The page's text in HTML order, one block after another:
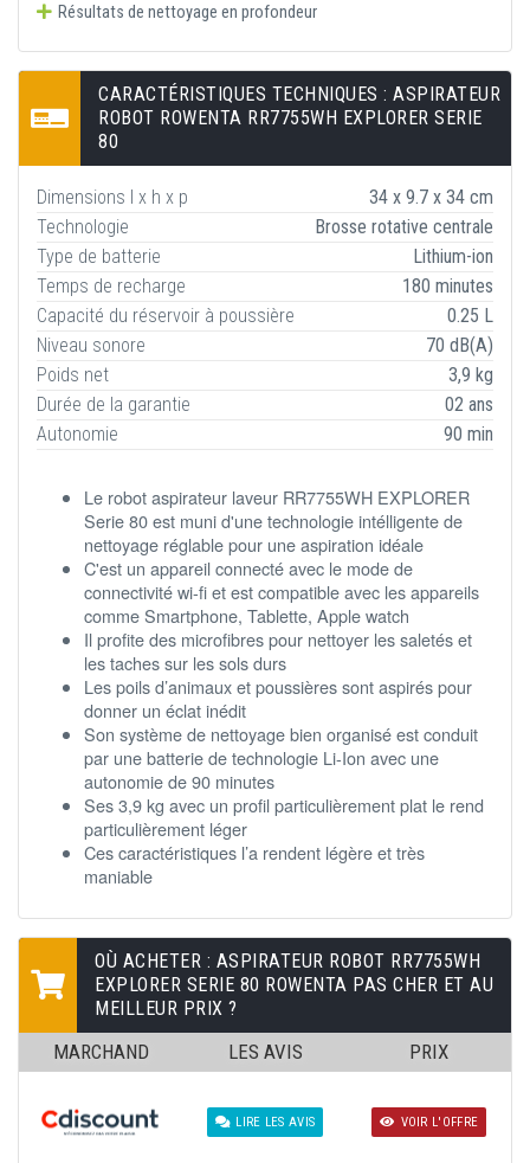
Résultats de nettoyage en profondeur
CARACTÉRISTIQUES TECHNIQUES : ASPIRATEUR
ROBOT ROWENTA RR7755WH EXPLORER SERIE
80
Dimensions l x h x p
34 x 9.7 x 34 cm
Technologie
Brosse rotative centrale
Type de batterie
Lithium-ion
Temps de recharge
180 minutes
Capacité du réservoir à poussière
0.25 L
Niveau sonore
70 dB(A)
Poids net
3,9 kg
Durée de la garantie
02 ans
Autonomie
90 min
Le robot aspirateur laveur RR7755WH EXPLORER
Serie 80 est muni d'une technologie intélligente de
nettoyage réglable pour une aspiration idéale
C'est un appareil connecté avec le mode de
connectivité wi-fi et est compatible avec les appareils
comme Smartphone, Tablette, Apple watch
Il profite des microfibres pour nettoyer les saletés et
les taches sur les sols durs
Les poils d’animaux et poussières sont aspirés pour
donner un éclat inédit
Son système de nettoyage bien organisé est conduit
par une batterie de technologie Li-Ion avec une
autonomie de 90 minutes
Ses 3,9 kg avec un profil particulièrement plat le rend
particulièrement léger
Ces caractéristiques l’a rendent légère et très
maniable
OÙ ACHETER : ASPIRATEUR ROBOT RR7755WH
EXPLORER SERIE 80 ROWENTA PAS CHER ET AU
MEILLEUR PRIX ?
MARCHAND LES AVIS PRIX
LIRE LES AVIS VOIR L'OFFRE